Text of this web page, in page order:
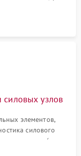
платам, катушкам
силовых узлов
элементов,
силового
(для
(для газовых